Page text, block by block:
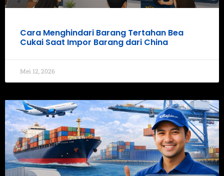
Cara Menghindari Barang Tertahan Bea
Cukai Saat Impor Barang dari China
Mei 12, 2026